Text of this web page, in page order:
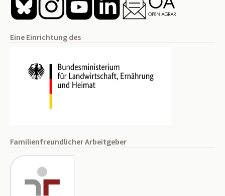
Eine Einrichtung des
Familienfreundlicher Arbeitgeber